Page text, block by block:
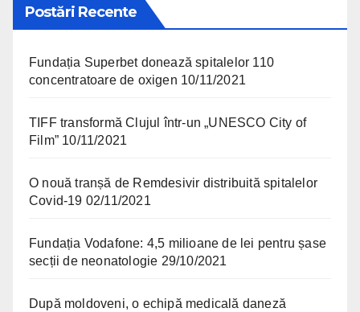
Postări Recente
Fundația Superbet donează spitalelor 110
concentratoare de oxigen 10/11/2021
TIFF transformă Clujul într-un „UNESCO City of
Film” 10/11/2021
O nouă tranșă de Remdesivir distribuită spitalelor
Covid-19 02/11/2021
Fundația Vodafone: 4,5 milioane de lei pentru șase
secții de neonatologie 29/10/2021
După moldoveni, o echipă medicală daneză